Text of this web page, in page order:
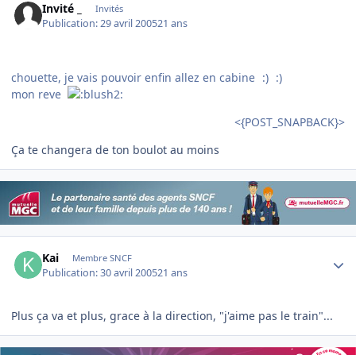
Invité _ Invités
Publication:29 avril 200521 ans
chouette, je vais pouvoir enfin allez en cabine :) :)
mon reve
<{POST_SNAPBACK}>
Ça te changera de ton boulot au moins
Kai Membre SNCF
Publication:30 avril 200521 ans
Plus ça va et plus, grace à la direction, "j'aime pas le train"...